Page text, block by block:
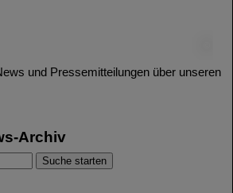
und Pressemitteilungen über unseren
Archiv